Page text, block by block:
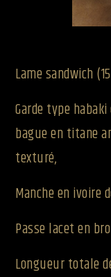
Lame sandwich
Garde type
bague en titane
texturé,
Manche en ivoire
Passe lacet en
Longueur totale